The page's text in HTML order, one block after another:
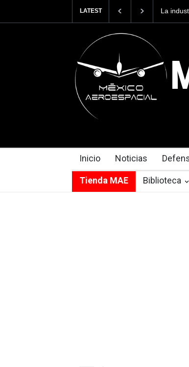
LATEST
naval mexicana construirá 32 BUQUES para la
Inicio Noticias
Tienda MAE Biblioteca